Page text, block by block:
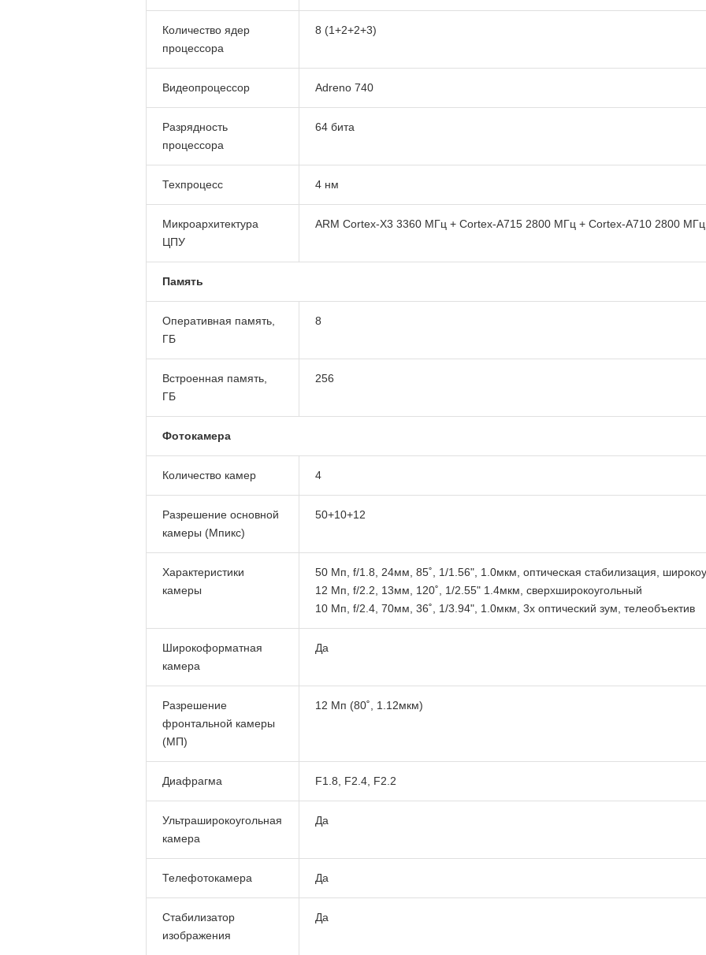
Количество ядер
процессора
8 (1+2+2+3)
Видеопроцессор Adreno 740
Разрядность
процессора
64 бита
Техпроцесс 4 нм
Микроархитектура
ЦПУ
ARM Cortex-X3 3360 МГц + Cortex-A715 2800 МГц + Cortex-A710 2800
Память
Оперативная память,
ГБ
8
Встроенная память,
ГБ
256
Фотокамера
Количество камер 4
Разрешение основной
камеры (Мпикс)
50+10+12
Характеристики
камеры
50 Мп, f/1.8, 24мм, 85˚, 1/1.56", 1.0мкм, оптическая стабилизация,
12 Мп, f/2.2, 13мм, 120˚, 1/2.55" 1.4мкм, сверхширокоугольный
10 Мп, f/2.4, 70мм, 36˚, 1/3.94", 1.0мкм, 3x оптический зум, телеобъектив
Широкоформатная
камера
Да
Разрешение
фронтальной камеры
(МП)
12 Мп (80˚, 1.12мкм)
Диафрагма F1.8, F2.4, F2.2
Ультраширокоугольная
камера
Да
Телефотокамера Да
Стабилизатор
изображения
Да